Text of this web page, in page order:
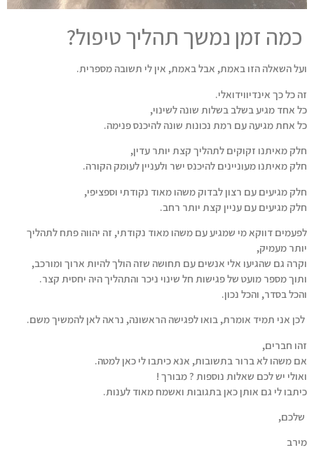
כמה זמן נמשך תהליך טיפול?
ועל השאלה הזו באמת, אבל באמת, אין לי תשובה מספרית.
זה כל כך אינדיווידואלי.
כל אחד מגיע בשלב בשלות שונה לשינוי,
כל אחת מגיעה עם רמת נכונות שונה להיכנס פנימה.
חלק מאיתנו זקוקים לתהליך קצת יותר עדין,
חלק מאיתנו מעוניינים להיכנס ישר ולעניין לעומק הקורה.
חלק מגיעים עם רצון לבדוק משהו מאוד נקודתי וספציפי,
חלק מגיעים עם עניין קצת יותר רחב.
לפעמים דווקא מי שמגיע עם משהו מאוד נקודתי, זה יהווה פתח לתהליך
יותר מעמיק,
וקרה גם שהגיעו אלי אנשים עם תחושה שזה הולך להיות ארוך ומורכב,
ותוך מספר מועט של פגישות חל שינוי ניכר והתהליך היה יחסית קצר.
והכל בסדר, והכל נכון.
לכן אני תמיד אומרת, בואו לפגישה הראשונה, נראה לאן להמשיך משם.
זהו חברים,
אם משהו לא ברור בתשובות, אנא כיתבו לי כאן למטה.
ואולי יש לכם שאלות נוספות ? מבורך !
כיתבו לי גם אותן כאן בתגובות ואשמח מאוד לענות.
שלכם,
מירב